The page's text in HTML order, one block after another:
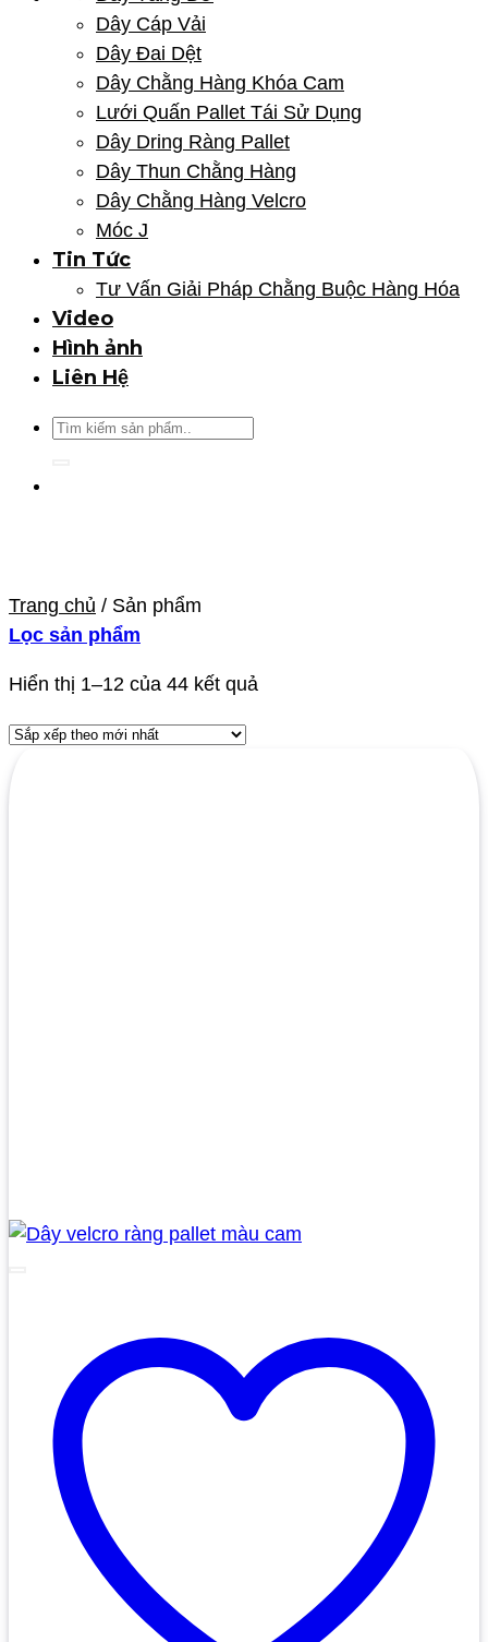
Dây Cáp Vải
Dây Đai Dệt
Dây Chằng Hàng Khóa Cam
Lưới Quấn Pallet Tái Sử Dụng
Dây Dring Ràng Pallet
Dây Thun Chằng Hàng
Dây Chằng Hàng Velcro
Móc J
Tin Tức
Tư Vấn Giải Pháp Chằng Buộc Hàng Hóa
Video
Hình ảnh
Liên Hệ
Tìm
Trang chủ / Sản phẩm
Lọc sản phẩm
Hiển thị 1–12 của 44 kết quảĐã